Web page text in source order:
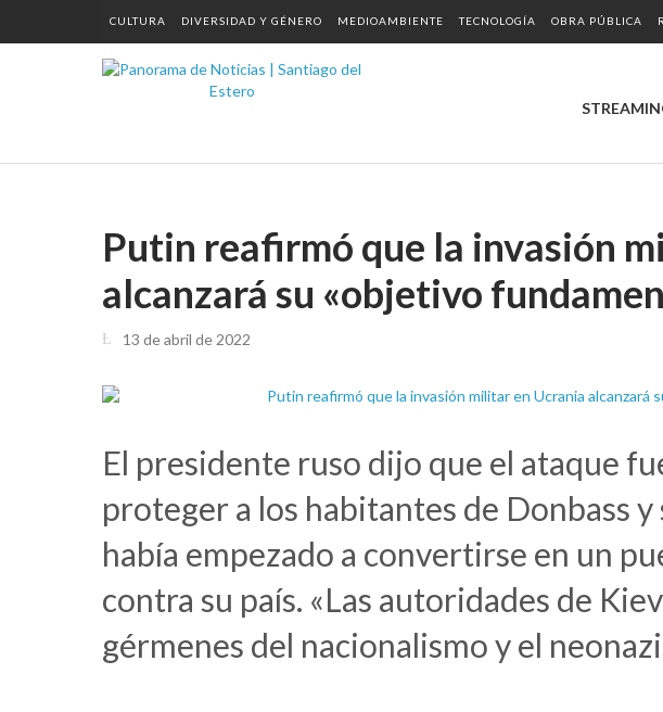
CULTURA DIVERSIDAD Y GÉNERO MEDIOAMBIENTE TECNOLOGÍA OBRA PÚBLICA
Putin reafirmó que la invasión
alcanzará su «objetivo
13 de abril de 2022
El presidente ruso dijo que el ataque
proteger a los habitantes de Donbass
había empezado a convertirse en un
contra su país. «Las autoridades de
gérmenes del nacionalismo y el